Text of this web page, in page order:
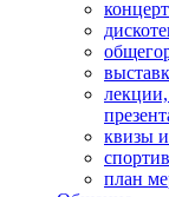
квизы
план